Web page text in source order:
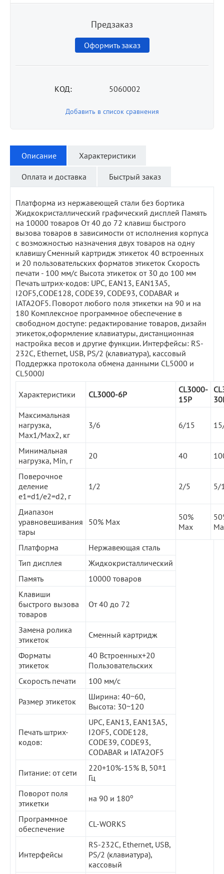
Предзаказ
Оформить заказ
КОД: 5060002
Добавить в список сравнения
Описание Характеристики
Оплата и доставка Быстрый заказ
Платформа из нержавеющей стали без бортика
Жидкокристаллический графический дисплей Память
на 10000 товаров От 40 до 72 клавиш быстрого
вызова товаров в зависимости от исполнения корпуса
с возможностью назначения двух товаров на одну
клавишу Сменный картридж этикеток 40 встроенных
и 20 пользовательских форматов этикеток Скорость
печати - 100 мм/с Высота этикеток от 30 до 100 мм
Печать штрих-кодов: UPC, EAN13, EAN13A5,
I2OF5,CODE128, CODE39, CODE93, CODABAR и
IATA2OF5. Поворот любого поля этикетки на 90 и на
180 Комплексное программное обеспечение в
свободном доступе: редактирование товаров, дизайн
этикеток,оформление клавиатуры, дистанционная
настройка весов и другие функции. Интерфейсы: RS-
232С, Ethernet, USB, PS/2 (клавиатура), кассовый
Поддержка протокола обмена данными CL5000 и
CL5000J
Характеристики CL3000-6P
CL3000-
15P
Максимальная
нагрузка,
Max1/Max2, кг
3/6 6/15
Минимальная
нагрузка, Min, г
20 40
Поверочное
деление
e1=d1/e2=d2, г
1/2 2/5 5/
Диапазон
уравновешивания
тары
50% Max
50%
Max
Платформа
Нержавеющая сталь
Тип дисплея
Жидкокристаллический
Память
10000 товаров
Клавиши
быстрого вызова
товаров
От 40 до 72
Замена ролика
этикеток
Сменный картридж
Форматы
этикеток
40 Встроенных+20
Пользовательских
Скорость печати
100 мм/с
Размер этикеток
Ширина: 40~60,
Высота: 30~120
Печать штрих-
кодов:
UPC, EAN13, EAN13A5,
I2OF5, CODE128,
CODE39, CODE93,
CODABAR и IATA2OF5
Питание: от сети
220+10%-15% В, 50±1
Гц
Поворот поля
этикетки
на 90 и 180o
Программное
обеспечение
CL-WORKS
Интерфейсы
RS-232С, Ethernet, USB,
PS/2 (клавиатура),
кассовый